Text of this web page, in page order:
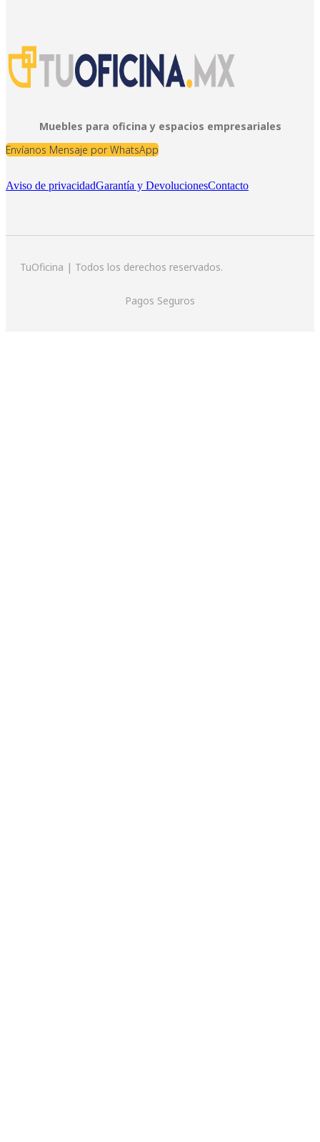
Muebles para oficina y espacios empresariales
Envíanos Mensaje por WhatsApp
Aviso de privacidadGarantía y DevolucionesContacto
TuOficina | Todos los derechos reservados.
Pagos Seguros